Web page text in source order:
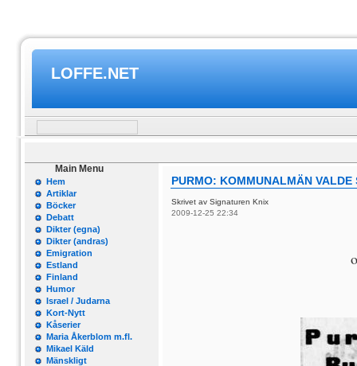
LOFFE.NET
Main Menu
Hem
Artiklar
Böcker
Debatt
Dikter (egna)
Dikter (andras)
Emigration
Estland
Finland
Humor
Israel / Judarna
Kort-Nytt
Kåserier
Maria Åkerblom m.fl.
Mikael Käld
Mänskligt
PURMO: KOMMUNALMÄN VALDE
Skrivet av Signaturen Knix
2009-12-25 22:34